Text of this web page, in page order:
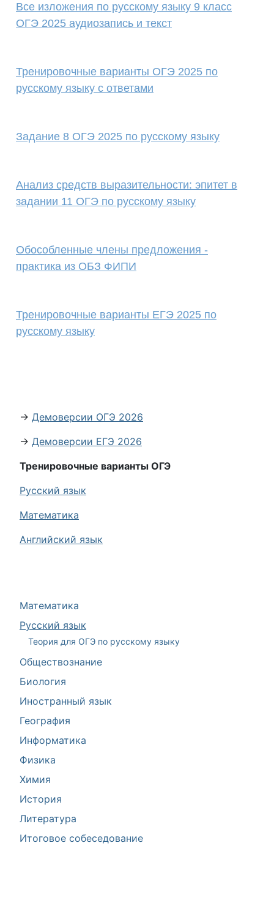
Математика
Русский язык
Теория для ОГЭ по русскому языку
Обществознание
Биология
Иностранный язык
География
Информатика
Физика
Химия
История
Литература
Итоговое собеседование
Все изложения по русскому языку 9 класс
ОГЭ 2025 аудиозапись и текст
Тренировочные варианты ОГЭ 2025 по
русскому языку с ответами
Задание 8 ОГЭ 2025 по русскому языку
Анализ средств выразительности: эпитет в
задании 11 ОГЭ по русскому языку
Обособленные члены предложения -
практика из ОБЗ ФИПИ
Тренировочные варианты ЕГЭ 2025 по
русскому языку
→ Демоверсии ОГЭ 2026
→ Демоверсии ЕГЭ 2026
Тренировочные варианты ОГЭ
Русский язык
Математика
Английский язык